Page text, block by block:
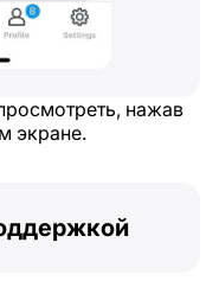
нажав
экране.